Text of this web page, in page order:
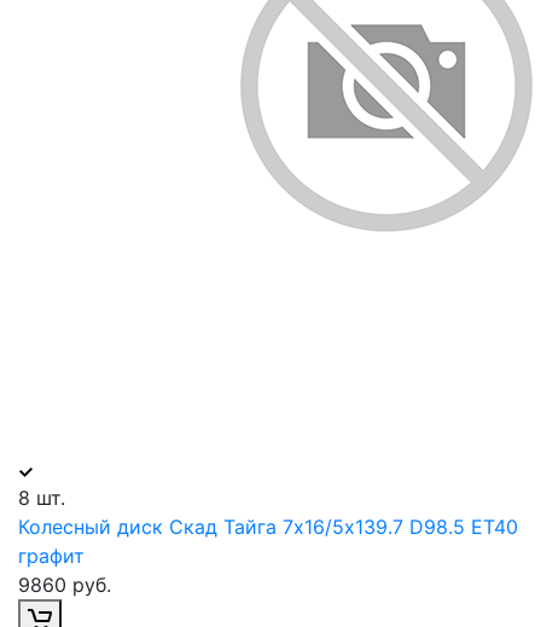
8 шт.
Колесный диск Скад Тайга 7х16/5х139.7 D98.5 ET40
графит
9860 руб.